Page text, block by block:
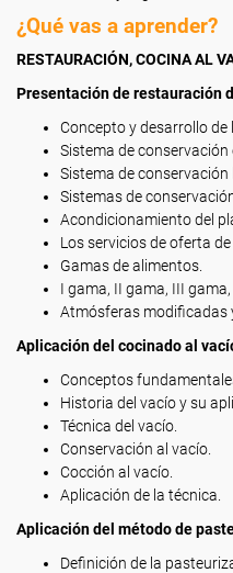
¿Qué vas a aprender?
RESTAURACIÓN, COCINA AL
Presentación de restauración
Concepto y desarrollo de
Sistema de conservación
Sistema de conservación
Sistemas de
Acondicionamiento del
Los servicios de oferta
Gamas de alimentos.
I gama, II gama, III
Atmósferas modificadas
Aplicación del cocinado al
Conceptos
Historia del vacío y su
Técnica del vacío.
Conservación al vacío.
Cocción al vacío.
Aplicación de la técnica.
Aplicación del método de
Definición de la